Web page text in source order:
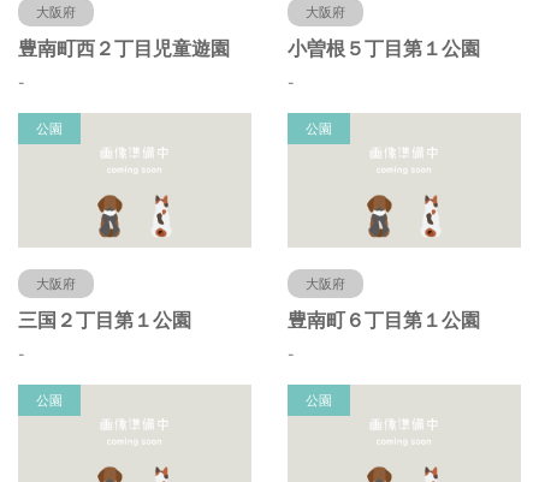
大阪府
豊南町西２丁目児童遊園
-
大阪府
小曽根５丁目第１公園
-
公園
大阪府
三国２丁目第１公園
-
公園
大阪府
豊南町６丁目第１公園
-
公園 公園